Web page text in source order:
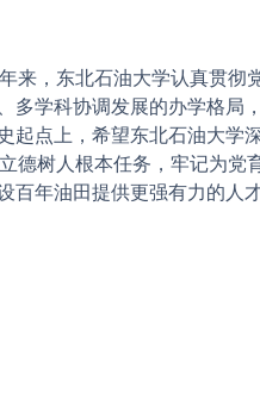
来，东北石油大学认真贯彻
多学科协调发展的办学格局
起点上，希望东北石油大学
德树人根本任务，牢记为党
年油田提供更强有力的人